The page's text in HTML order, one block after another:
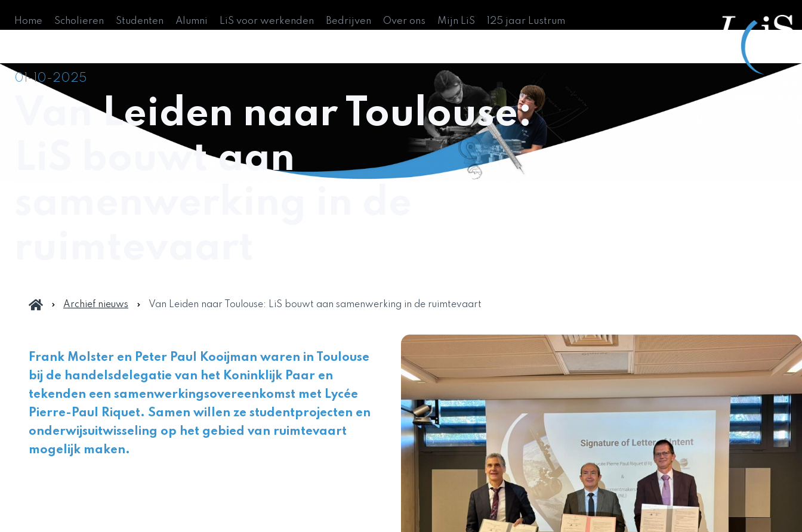
Home Scholieren Studenten Alumni LiS voor werkenden Bedrijven Over ons Mijn LiS 125 jaar Lustrum
01-10-2025
Van Leiden naar Toulouse:
LiS bouwt aan
Archief nieuws Van Leiden naar Toulouse: LiS bouwt aan samenwerking in de ruimtevaart
Frank Molster en Peter Paul Kooijman waren in Toulouse
bij de handelsdelegatie van het Koninklijk Paar en
tekenden een samenwerkingsovereenkomst met Lycée
Pierre-Paul Riquet. Samen willen ze studentprojecten en
onderwijsuitwisseling op het gebied van ruimtevaart
mogelijk maken.